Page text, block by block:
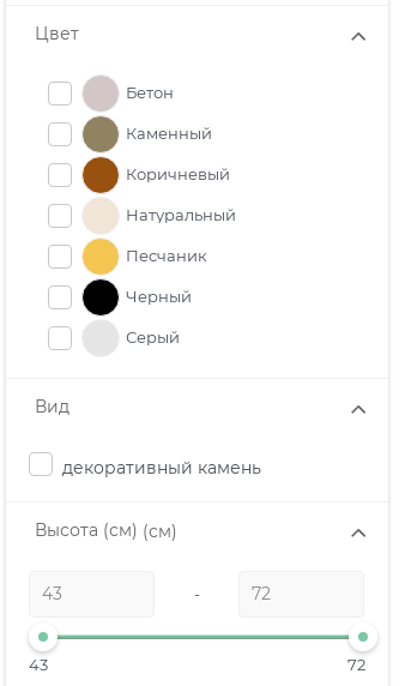
Цвет
Бетон
Каменный
Коричневый
Натуральный
Песчаник
Черный
Серый
Вид
декоративный камень
Высота (см) (см)
-
43 72